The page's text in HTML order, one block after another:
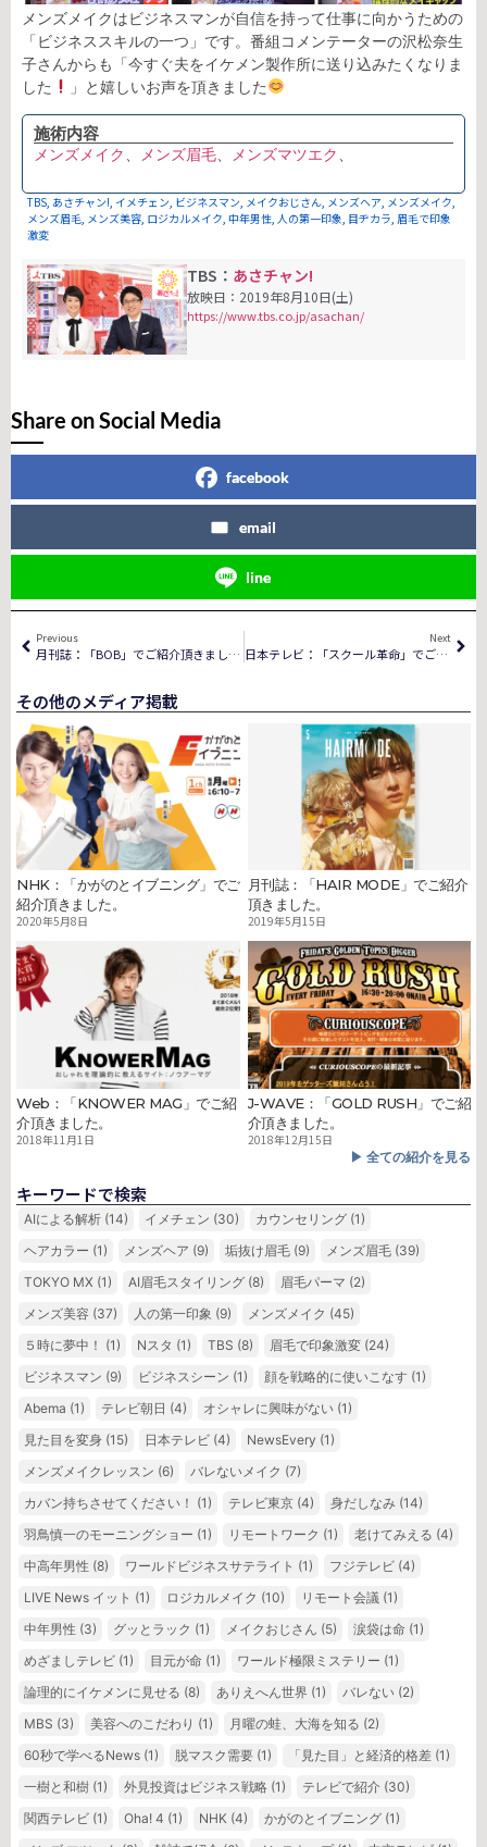
メンズメイクはビジネスマンが自信を持って仕事に向かうための
「ビジネススキルの一つ」です。番組コメンテーターの沢松奈生
子さんからも「今すぐ夫をイケメン製作所に送り込みたくなりま
した
」と嬉しいお声を頂きました
施術内容
メンズメイク メンズ眉毛 メンズマツエク
TBS, あさチャン!, イメチェン, ビジネスマン, メイクおじさん, メンズヘア, メンズメイク,
メンズ眉毛, メンズ美容, ロジカルメイク, 中年男性, 人の第一印象, 目ヂカラ, 眉毛で印象
激変
TBS： あさチャン!
放映日：2019年8月10日(土)
https://www.tbs.co.jp/asachan/
Share on Social Media
facebook
email
line
Previous
月刊誌：「BOB」でご紹介頂きました。
Next
日本テレビ：「スクール革命」でご紹介頂きました。
その他のメディア掲載
NHK：「かがのとイブニング」でご
紹介頂きました。
2020年5月8日
月刊誌：「HAIR MODE」でご紹介
頂きました。
2019年5月15日
Web：「KNOWER MAG」でご紹
介頂きました。
2018年11月1日
J-WAVE：「GOLD RUSH」でご紹
介頂きました。
2018年12月15日
▶︎ 全ての紹介を見る
キーワードで検索
AIによる解析 (14) イメチェン (30) カウンセリング (1)
ヘアカラー (1) メンズヘア (9) 垢抜け眉毛 (9) メンズ眉毛 (39)
TOKYO MX (1) AI眉毛スタイリング (8) 眉毛パーマ (2)
メンズ美容 (37) 人の第一印象 (9) メンズメイク (45)
５時に夢中！ (1) Nスタ (1) TBS (8) 眉毛で印象激変 (24)
ビジネスマン (9) ビジネスシーン (1) 顔を戦略的に使いこなす (1)
Abema (1) テレビ朝日 (4) オシャレに興味がない (1)
見た目を変身 (15) 日本テレビ (4) NewsEvery (1)
メンズメイクレッスン (6) バレないメイク (7)
カバン持ちさせてください！ (1) テレビ東京 (4) 身だしなみ (14)
羽鳥慎一のモーニングショー (1) リモートワーク (1) 老けてみえる (4)
中高年男性 (8) ワールドビジネスサテライト (1) フジテレビ (4)
LIVE News イット (1) ロジカルメイク (10) リモート会議 (1)
中年男性 (3) グッとラック (1) メイクおじさん (5) 涙袋は命 (1)
めざましテレビ (1) 目元が命 (1) ワールド極限ミステリー (1)
論理的にイケメンに見せる (8) ありえへん世界 (1) バレない (2)
MBS (3) 美容へのこだわり (1) 月曜の蛙、大海を知る (2)
60秒で学べるNews (1) 脱マスク需要 (1) 「見た目」と経済的格差 (1)
一樹と和樹 (1) 外見投資はビジネス戦略 (1) テレビで紹介 (30)
関西テレビ (1) Oha! 4 (1) NHK (4) かがのとイブニング (1)